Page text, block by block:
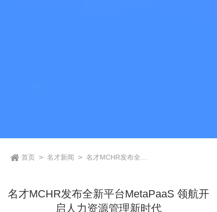
首页 > 名才新闻 > 名才MCHR发布全新
名才MCHR发布全新平台MetaPaaS 领航开
启人力资源管理新时代